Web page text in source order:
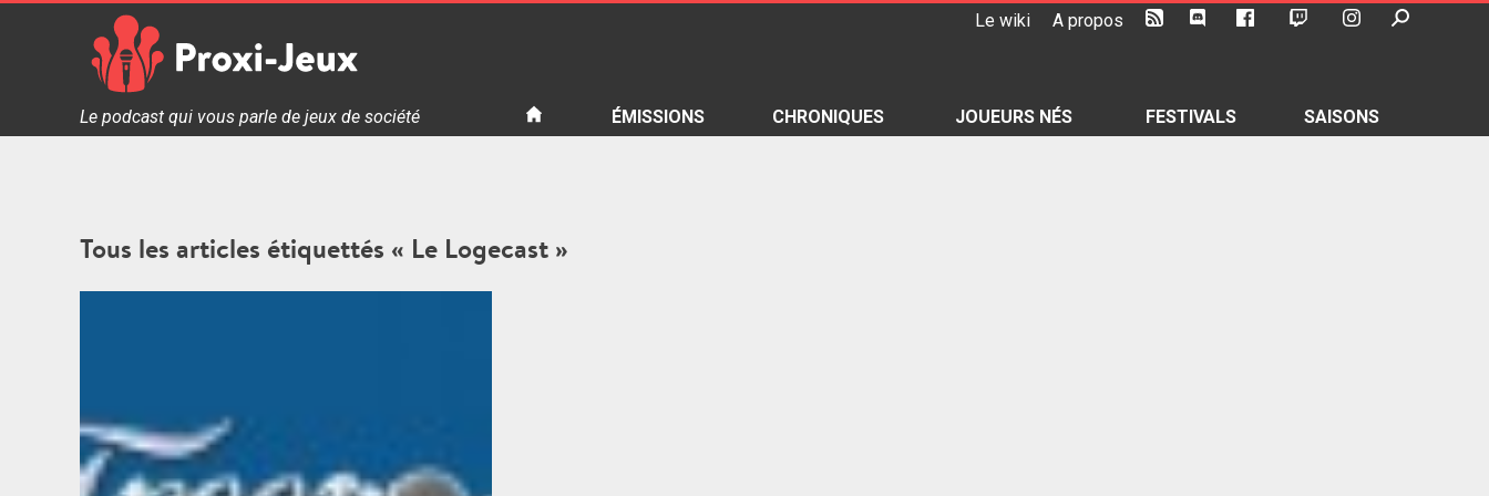
Le wiki A propos
Proxi Jeux - Le podcast qui vous parle de jeux de société
Le podcast qui vous parle de jeux de société ÉMISSIONS CHRONIQUES JOUEURS NÉS FESTIVALS SAISONS
Tous les articles étiquettés « Le Logecast »